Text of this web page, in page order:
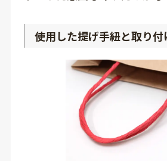
使用した提げ手紐と取り付